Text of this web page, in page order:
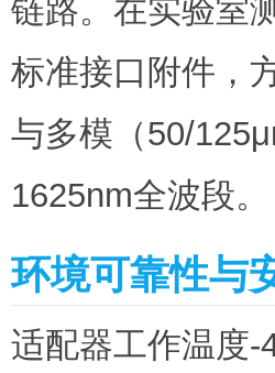
链路。在实验室
标准接口附件，
与多模（50/
1625nm全波段。
环境可靠性与
适配器工作温度